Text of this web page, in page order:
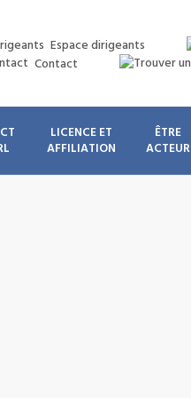
Espace dirigeants
Contact
LICENCE ET
AFFILIATION
ÊTRE
ACTEUR